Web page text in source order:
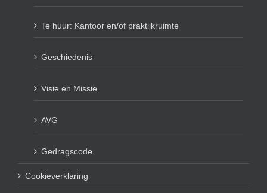
Te huur: Kantoor en/of praktijkruimte
Geschiedenis
Visie en Missie
AVG
Gedragscode
Cookieverklaring